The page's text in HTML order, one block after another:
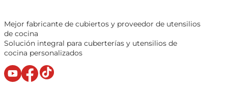
Mejor fabricante de cubiertos y proveedor de utensilios
de cocina
Solución integral para cuberterías y utensilios de
cocina personalizados